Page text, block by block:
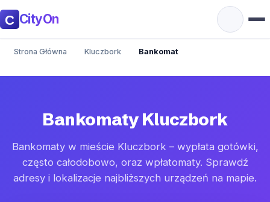
CityOn
Strona Główna Kluczbork Bankomat
Bankomaty Kluczbork
Bankomaty w mieście Kluczbork – wypłata gotówki,
często całodobowo, oraz wpłatomaty. Sprawdź
adresy i lokalizacje najbliższych urządzeń na mapie.